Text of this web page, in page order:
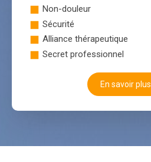
Non-douleur
Sécurité
Alliance thérapeutique
Secret professionnel
En savoir plus